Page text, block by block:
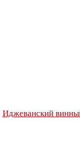
Иджеванский